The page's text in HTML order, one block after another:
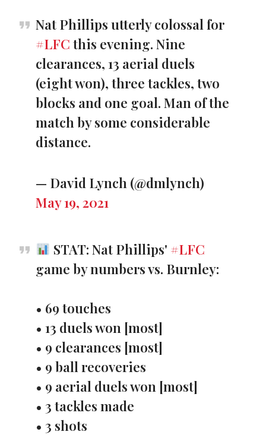
Nat Phillips utterly colossal for
#LFC this evening. Nine
clearances, 13 aerial duels
(eight won), three tackles, two
blocks and one goal. Man of the
match by some considerable
distance.
— David Lynch (@dmlynch)
May 19, 2021
STAT: Nat Phillips' #LFC
game by numbers vs. Burnley:⁣
• 69 touches⁣
• 13 duels won [most]⁣
• 9 clearances [most]
• 9 ball recoveries⁣
• 9 aerial duels won [most]⁣
• 3 tackles made⁣
• 3 shots⁣